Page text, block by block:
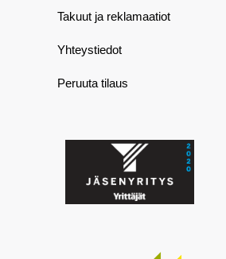
Takuut ja reklamaatiot
Yhteystiedot
Peruuta tilaus